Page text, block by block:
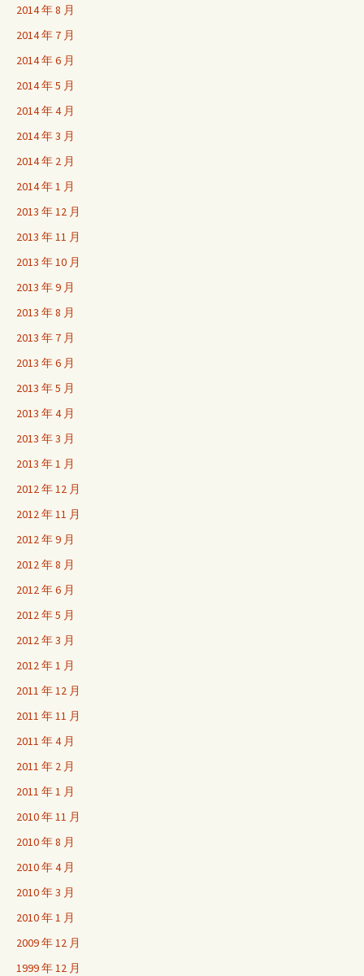
2014 年 8 月
2014 年 7 月
2014 年 6 月
2014 年 5 月
2014 年 4 月
2014 年 3 月
2014 年 2 月
2014 年 1 月
2013 年 12 月
2013 年 11 月
2013 年 10 月
2013 年 9 月
2013 年 8 月
2013 年 7 月
2013 年 6 月
2013 年 5 月
2013 年 4 月
2013 年 3 月
2013 年 1 月
2012 年 12 月
2012 年 11 月
2012 年 9 月
2012 年 8 月
2012 年 6 月
2012 年 5 月
2012 年 3 月
2012 年 1 月
2011 年 12 月
2011 年 11 月
2011 年 4 月
2011 年 2 月
2011 年 1 月
2010 年 11 月
2010 年 8 月
2010 年 4 月
2010 年 3 月
2010 年 1 月
2009 年 12 月
1999 年 12 月